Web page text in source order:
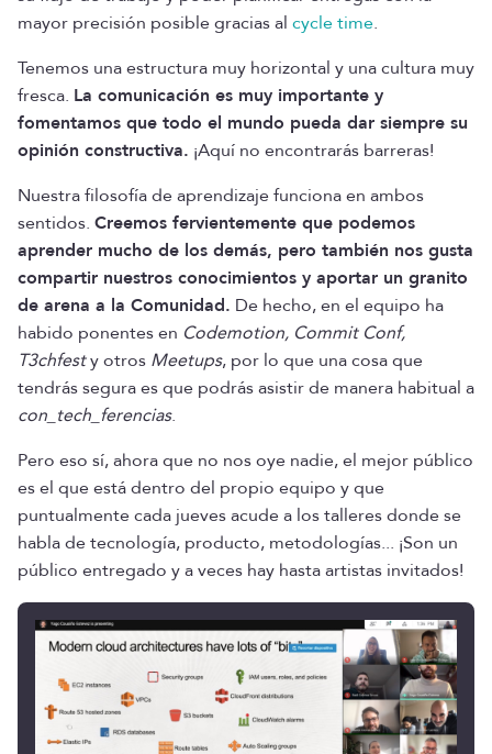
mayor precisión posible gracias al cycle time.
Tenemos una estructura muy horizontal y una cultura muy
fresca. La comunicación es muy importante y
fomentamos que todo el mundo pueda dar siempre su
opinión constructiva. ¡Aquí no encontrarás barreras!
Nuestra filosofía de aprendizaje funciona en ambos
sentidos. Creemos fervientemente que podemos
aprender mucho de los demás, pero también nos gusta
compartir nuestros conocimientos y aportar un granito
de arena a la Comunidad. De hecho, en el equipo ha
habido ponentes en Codemotion, Commit Conf,
T3chfesty otros Meetups, por lo que una cosa que
tendrás segura es que podrás asistir de manera habitual a
con_tech_ferencias.
Pero eso sí, ahora que no nos oye nadie, el mejor público
es el que está dentro del propio equipo y que
puntualmente cada jueves acude a los talleres donde se
habla de tecnología, producto, metodologías... ¡Son un
público entregado y a veces hay hasta artistas invitados!